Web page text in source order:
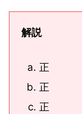
解説
正
正
正